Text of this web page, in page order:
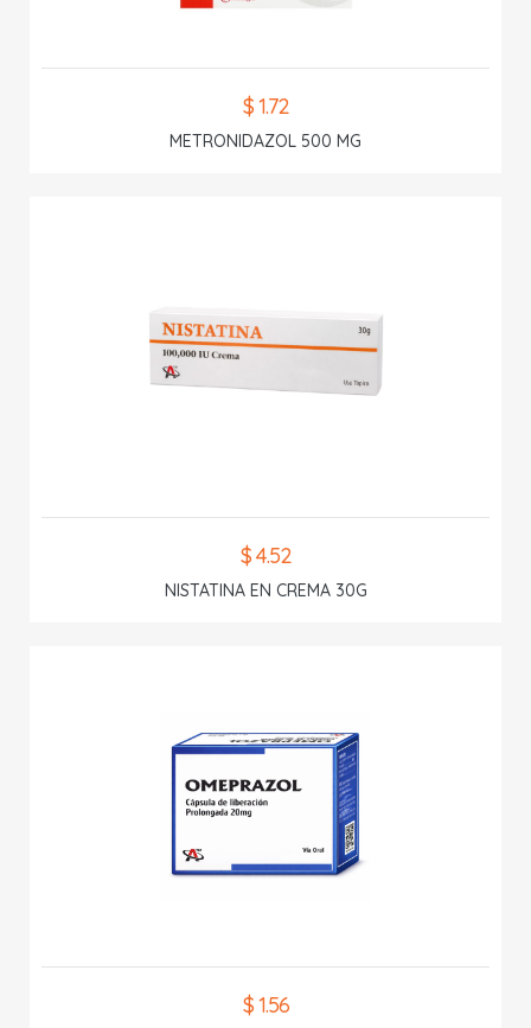
$ 1.72
METRONIDAZOL 500 MG
$ 4.52
NISTATINA EN CREMA 30G
$ 1.56